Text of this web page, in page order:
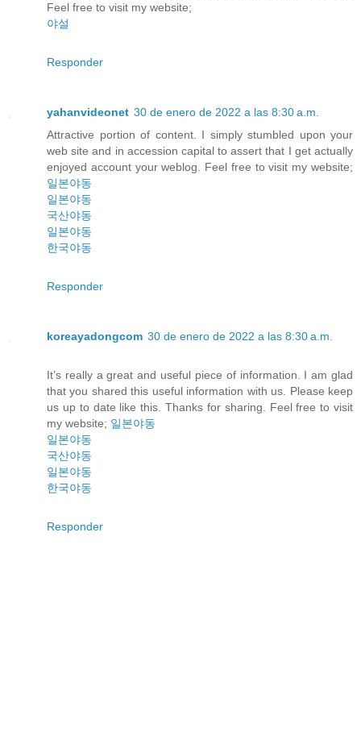
Feel free to visit my website;
야설
Responder
yahanvideonet 30 de enero de 2022 a las 8:30 a.m.
Attractive portion of content. I simply stumbled upon your
web site and in accession capital to assert that I get actually
enjoyed account your weblog. Feel free to visit my website;
일본야동
일본야동
국산야동
일본야동
한국야동
Responder
koreayadongcom 30 de enero de 2022 a las 8:30 a.m.
It’s really a great and useful piece of information. I am glad
that you shared this useful information with us. Please keep
us up to date like this. Thanks for sharing. Feel free to visit
my website; 일본야동
일본야동
국산야동
일본야동
한국야동
Responder